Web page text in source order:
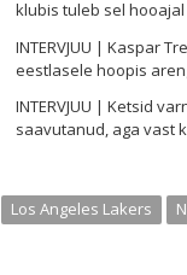
klubis tuleb sel
INTERVJUU | Kaspar
eestlasele hoopis
INTERVJUU | Ketsid
saavutanud, aga vast
Los Angeles Lakers